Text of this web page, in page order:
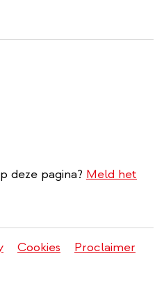
deze pagina? Meld het
Cookies
Proclaimer